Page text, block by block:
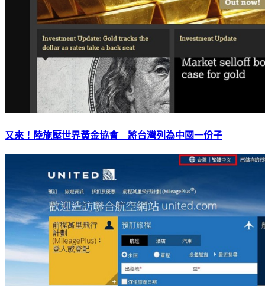
又來！陸施壓世界黃金協會 將台灣列為中國一份子